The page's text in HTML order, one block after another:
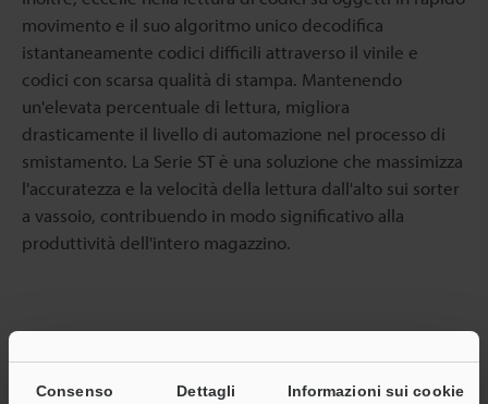
Consenso Dettagli Informazioni sui cookie
movimento e il suo algoritmo unico decodifica
istantaneamente codici difficili attraverso il vinile e
codici con scarsa qualità di stampa. Mantenendo
un'elevata percentuale di lettura, migliora
drasticamente il livello di automazione nel processo di
smistamento. La Serie ST è una soluzione che massimizza
l'accuratezza e la velocità della lettura dall'alto sui sorter
a vassoio, contribuendo in modo significativo alla
produttività dell'intero magazzino.
Scan Tunnel